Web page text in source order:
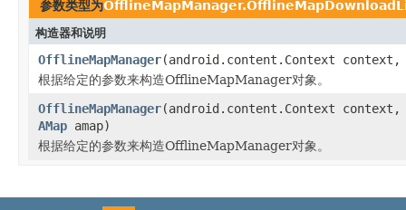
参数类型为
构造器和说明
OfflineMapManager(android.content.Context
根据给定的参数来构造OfflineMapManager对象。
OfflineMapManager(android.content.Context
AMap amap)
根据给定的参数来构造OfflineMapManager对象。